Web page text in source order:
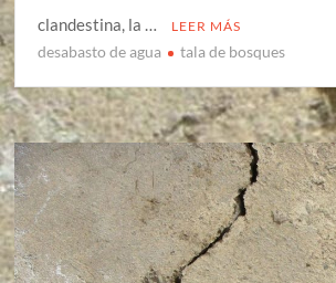
clandestina, la …
LEER MÁS
desabasto de agua tala de bosques